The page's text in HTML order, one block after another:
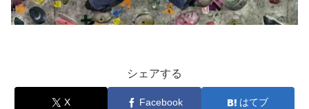
シェアする
X Facebook はてブ